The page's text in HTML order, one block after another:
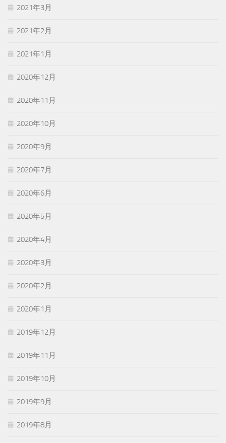
2021年3月
2021年2月
2021年1月
2020年12月
2020年11月
2020年10月
2020年9月
2020年7月
2020年6月
2020年5月
2020年4月
2020年3月
2020年2月
2020年1月
2019年12月
2019年11月
2019年10月
2019年9月
2019年8月